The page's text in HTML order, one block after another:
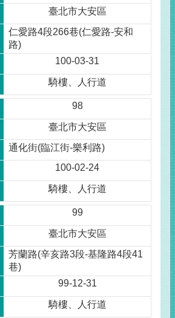
臺北市大安區
仁愛路4段266巷(仁愛路-安和
路)
100-03-31
騎樓、人行道
98
臺北市大安區
通化街(臨江街-樂利路)
100-02-24
騎樓、人行道
99
臺北市大安區
芳蘭路(辛亥路3段-基隆路4段41
巷)
99-12-31
騎樓、人行道